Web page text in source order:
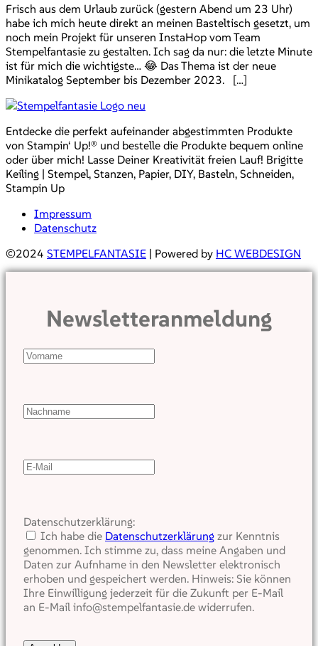
Frisch aus dem Urlaub zurück (gestern Abend um 23 Uhr)
habe ich mich heute direkt an meinen Basteltisch gesetzt, um
noch mein Projekt für unseren InstaHop vom Team
Stempelfantasie zu gestalten. Ich sag da nur: die letzte Minute
ist für mich die wichtigste… 😂 Das Thema ist der neue
Minikatalog September bis Dezember 2023. […]
Entdecke die perfekt aufeinander abgestimmten Produkte
von Stampin‘ Up!® und bestelle die Produkte bequem online
oder über mich! Lasse Deiner Kreativität freien Lauf! Brigitte
Keiling | Stempel, Stanzen, Papier, DIY, Basteln, Schneiden,
Stampin Up
Impressum
Datenschutz
©2024 STEMPELFANTASIE | Powered by HC WEBDESIGN
Newsletteranmeldung
Datenschutzerklärung:
Ich habe die Datenschutzerklärung zur Kenntnis
genommen. Ich stimme zu, dass meine Angaben und
Daten zur Aufnhame in den Newsletter elektronisch
erhoben und gespeichert werden. Hinweis: Sie können
Ihre Einwilligung jederzeit für die Zukunft per E-Mail
an E-Mail info@stempelfantasie.de widerrufen.